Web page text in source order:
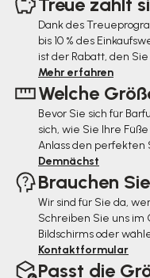
Treue zahlt
Dank des
bis 10 % des
ist der Rabatt, den
Mehr erfahren
Welche
Bevor Sie sich für
sich, wie Sie Ihre
Anlass den perfekten
Demnächst
Brauchen
Wir sind für Sie da,
Schreiben Sie uns
Bildschirms oder
Kontaktformular
Passt die